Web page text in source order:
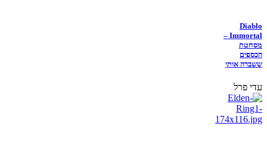
Diablo
Immortal –
מסחטת
הכספים
ששברה אותי
עדי פרל